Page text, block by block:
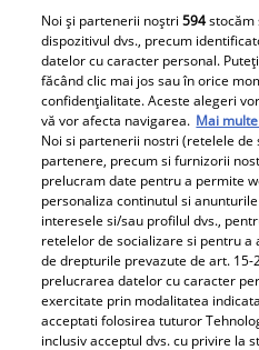
singur copil fără să-i
spune legea și când
Are 16 ani, și-a
tatăl în frumusețe.
lui Brad Pitt, viitorul
Hollywood
Greșeala care poate
aspiratorului. Este
costisitoare
Noi și partenerii noștri594stocăm
dispozitivul dvs., precum
datelor cu caracter personal.
făcând clic mai jos sau în orice
confidențialitate. Aceste alegeri
vă vor afecta navigarea. Mai
Noi si partenerii nostri (retelele
partenere, precum si furnizorii
prelucram date pentru a permite
personaliza continutul si
interesele si/sau profilul dvs.,
retelelor de socializare si pentru
de drepturile prevazute de art. 15-
prelucrarea datelor cu caracter
exercitate prin modalitatea
acceptati folosirea tuturor
inclusiv acceptul dvs. cu privire la